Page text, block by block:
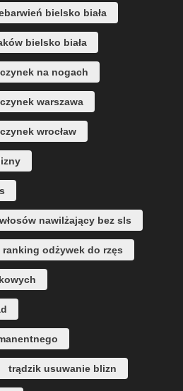
bielsko biała
bielsko biała
na nogach
warszawa
wrocław
nawilżający bez sls
ranking odżywek do rzęs
trądzik usuwanie blizn